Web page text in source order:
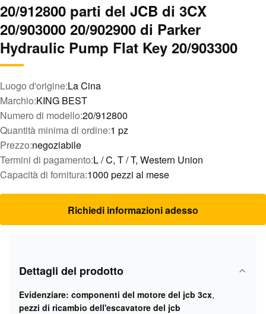
20/912800 parti del JCB di 3CX
20/903000 20/902900 di Parker
Hydraulic Pump Flat Key 20/903300
Luogo d'origine:La Cina
Marchio:KING BEST
Numero di modello:20/912800
Quantità minima di ordine:1 pz
Prezzo:negoziabile
Termini di pagamento:L / C, T / T, Western Union
Capacità di fornitura:1000 pezzi al mese
Richiedi informazioni adesso
Dettagli del prodotto
Evidenziare: componenti del motore del jcb 3cx,
pezzi di ricambio dell'escavatore del jcb